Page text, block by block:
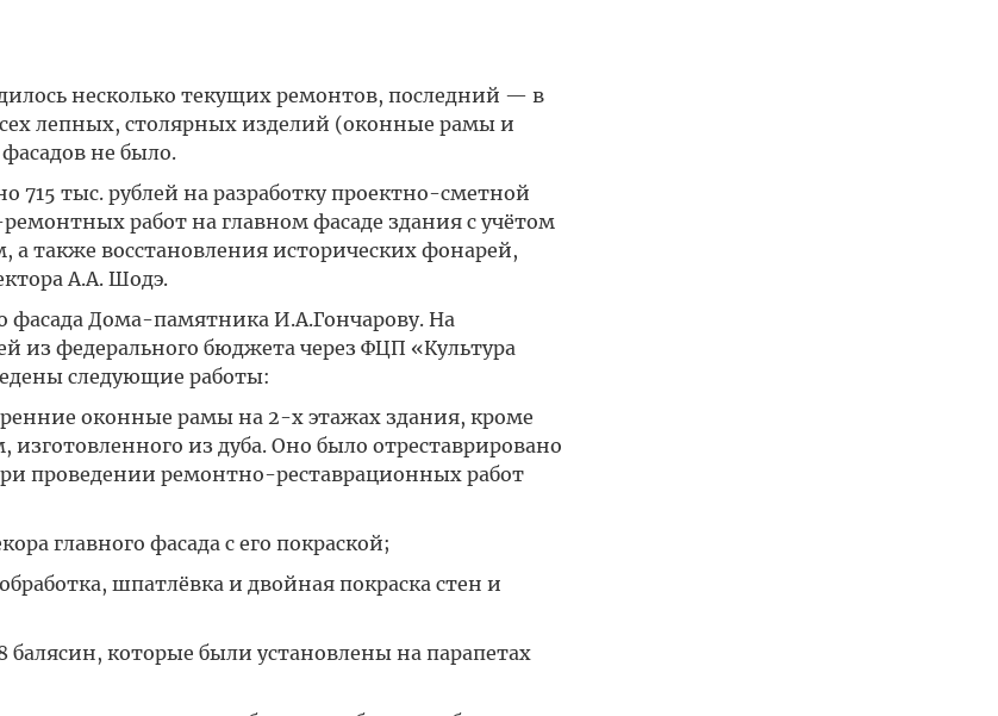
несколько текущих ремонтов, последний — в
лепных, столярных изделий (оконные рамы и
не было.
715 тыс. рублей на разработку проектно-сметной
работ на главном фасаде здания с учётом
а также восстановления исторических фонарей,
А.А. Шодэ.
фасада Дома-памятника И.А.Гончарову. На
из федерального бюджета через ФЦП «Культура
следующие работы:
оконные рамы на 2-х этажах здания, кроме
из дуба. Оно было отреставрировано
проведении ремонтно-реставрационных работ
главного фасада с его покраской;
шпатлёвка и двойная покраска стен и
которые были установлены на парапетах